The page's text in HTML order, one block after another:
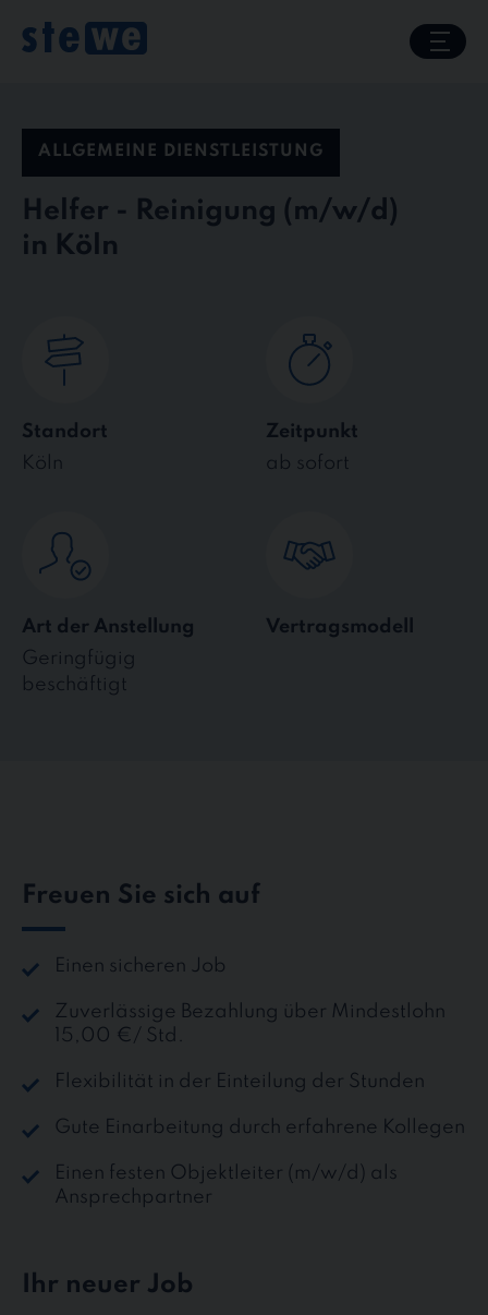
content
ALLGEMEINE DIENSTLEISTUNG
Helfer - Reinigung
in Köln
Standort
Köln
Zeitpunkt
ab sofort
Art der Anstellung
Geringfügig
beschäftigt
Vertragsmodell
Freuen Sie sich auf
Einen sicheren Job
Zuverlässige Bezahlung über Mindestlohn
15,00 €/ Std.
Flexibilität in der Einteilung der Stunden
Gute Einarbeitung durch erfahrene Kollegen
Einen festen Objektleiter (m/w/d) als
Ansprechpartner
Ihr neuer Job